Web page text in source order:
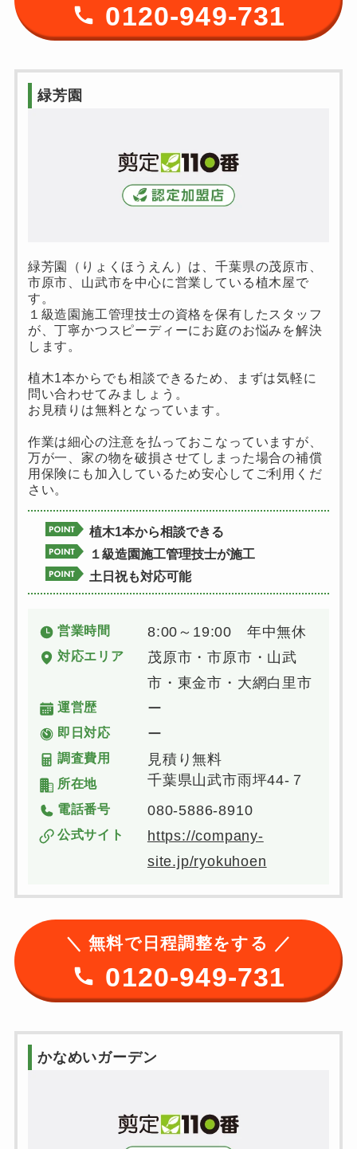
0120-949-731
緑芳園
緑芳園（りょくほうえん）は、千葉県の茂原市、
市原市、山武市を中心に営業している植木屋で
す。
１級造園施工管理技士の資格を保有したスタッフ
が、丁寧かつスピーディーにお庭のお悩みを解決
します。
植木1本からでも相談できるため、まずは気軽に
問い合わせてみましょう。
お見積りは無料となっています。
作業は細心の注意を払っておこなっていますが、
万が一、家の物を破損させてしまった場合の補償
用保険にも加入しているため安心してご利用くだ
さい。
植木1本から相談できる
１級造園施工管理技士が施工
土日祝も対応可能
営業時間 8:00～19:00 年中無休
対応エリア
茂原市・市原市・山武
市・東金市・大網白里市
運営歴 ー
即日対応 ー
調査費用 見積り無料
所在地 千葉県山武市雨坪44-７
電話番号 080-5886-8910
公式サイト
https://company-
site.jp/ryokuhoen
＼ 無料で日程調整をする ／
0120-949-731
かなめいガーデン